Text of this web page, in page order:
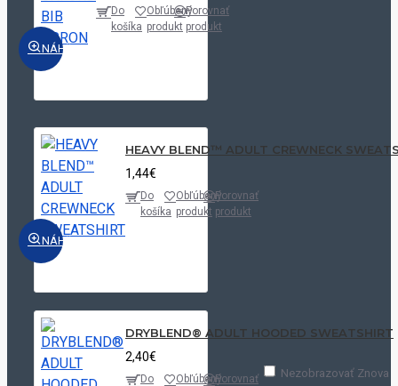
Nezobrazovať Znova
NÁHĽAD
Do
košíka
Obľúbený
produkt
Porovnať
produkt
NÁHĽAD
HEAVY BLEND™ ADULT CREWNECK
1,44€
Do
košíka
Obľúbený
produkt
Porovnať
produkt
DRYBLEND® ADULT HOODED SWEATSHIRT
2,40€
Do
ObľúbenýPorovnať